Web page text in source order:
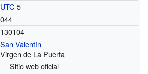
UTC-5
044
130104
San Valentín
Virgen de La Puerta
Sitio web oficial